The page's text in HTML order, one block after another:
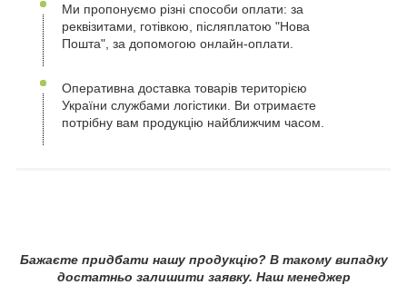
Ми пропонуємо різні способи оплати: за
реквізитами, готівкою, післяплатою "Нова
Пошта", за допомогою онлайн-оплати.
Оперативна доставка товарів територією
України службами логістики. Ви отримаєте
потрібну вам продукцію найближчим часом.
Бажаєте придбати нашу продукцію? В такому випадку
достатньо залишити заявку. Наш менеджер